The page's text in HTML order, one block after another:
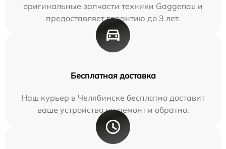
оригинальные запчасти техники Gaggenau и
предоставляет гарантию до 3 лет.
Бесплатная доставка
Наш курьер в Челябинске бесплатно доставит
ваше устройство на ремонт и обратно.